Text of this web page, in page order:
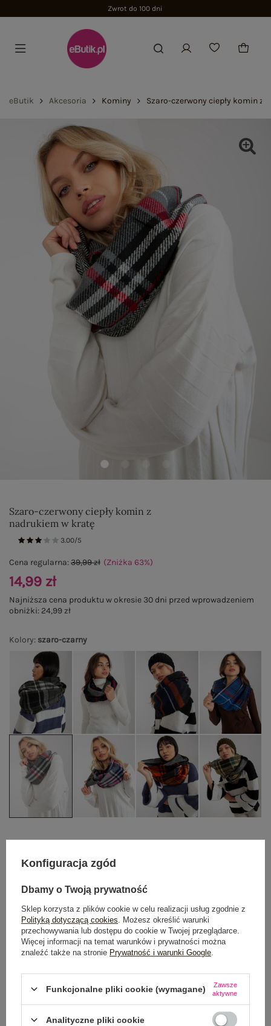
Zwrot do 100 dni
eButik Akcesoria Kominy Szaro-czerwony ciepły komin z
Szaro-czerwony ciepły komin z
nadrukiem w kratę
3.00/5
Kolory: szaro-czarny
Cena regularna:39,99 zł (Zniżka 63%)
14,99 zł
Najniższa cena produktu w okresie 30 dni przed wprowadzeniem
obniżki: 24,99 zł
DODAJ DO KOSZYKA
Możesz kupić także poprzez:
Dostawaod 7,99 zł
Konfiguracja zgód
Dbamy o Twoją prywatność
Sklep korzysta z plików cookie w celu realizacji usług zgodnie z
Polityką dotyczącą cookies . Możesz określić warunki
przechowywania lub dostępu do cookie w Twojej przeglądarce.
Więcej informacji na temat warunków i prywatności można
znaleźć także na stronie Prywatność i warunki Google
Funkcjonalne pliki cookie (wymagane)
Zawsze
aktywne
Analityczne pliki cookie